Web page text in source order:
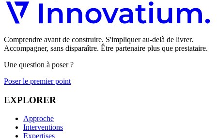
Comprendre avant de construire. S'impliquer au-delà de livrer.
Accompagner, sans disparaître. Être partenaire plus que prestataire.
Une question à poser ?
Poser le premier point
EXPLORER
Approche
Interventions
Expertises